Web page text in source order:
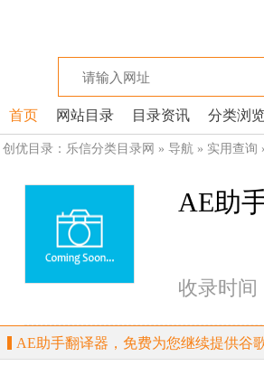
首页 网站目录 目录资讯 分类浏
创优目录： 乐信分类目录网 » 导航 » 实用查询
AE助
收录时间
AE助手翻译器，免费为您继续提供谷